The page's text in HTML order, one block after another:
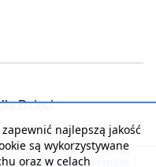
| Reklama w serwisie
najlepszą jakość
są wykorzystywane
oraz w celach